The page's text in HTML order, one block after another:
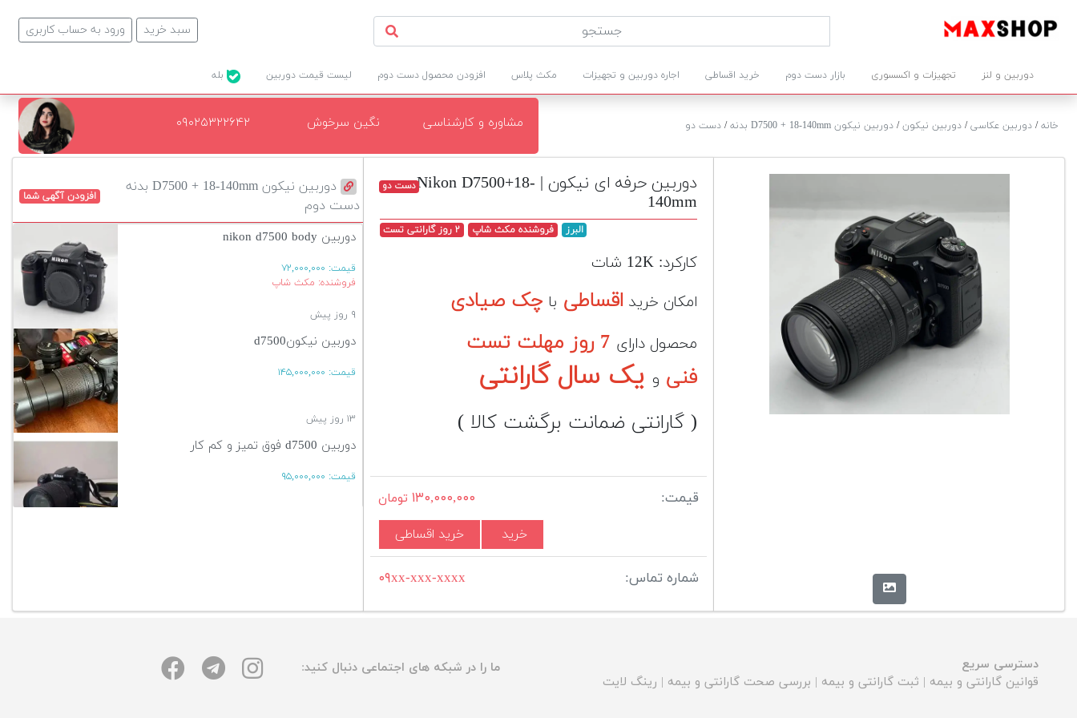
ورود به حساب کاربری سبد خرید
دوربین و لنز تجهیزات و اکسسوری بازار دست دوم خرید اقساطی اجاره دوربین و تجهیزات مکث پلاس افزودن محصول دست دوم لیست قیمت دوربین
خانه/ دوربین عکاسی/ دوربین نیکون/ دوربین نیکون D7500 + 18-140mm بدنه / دست دو مشاوره و کارشناسی نگین سرخوش ۰۹۰۲۵۳۲۲۶۴۲
دوربین نیکون D7500 + 18-140mm بدنه
دست دوم
افزودن آگهی شما
دوربین nikon d7500 body
قیمت: ۷۲,۰۰۰,۰۰۰
فروشنده: مکث شاپ
۹ روز پیش
دوربین نیکونd7500
قیمت: ۱۴۵,۰۰۰,۰۰۰
۱۳ روز پیش
دوربین d7500 فوق تمیز و کم کار
قیمت: ۹۵,۰۰۰,۰۰۰
دوربین حرفه ای نیکون | Nikon D7500+18-
140mm
دست دو
البرز فروشنده مکث شاپ ۲ روز گارانتی تست
کارکرد: 12K شات
امکان خرید اقساطی با چک صیادی
محصول دارای
7 روز مهلت تست
فنی و یک سال گارانتی
( گارانتی ضمانت برگشت کالا )
قیمت: ۱۳۰,۰۰۰,۰۰۰ تومان
خرید خرید اقساطی
شماره تماس: ۰۹xx-xxx-xxxx
دسترسی سریع
قوانین گارانتی و بیمه | ثبت گارانتی و بیمه | بررسی صحت گارانتی و بیمه | رینگ لایت
ما را در شبکه های اجتماعی دنبال کنید: